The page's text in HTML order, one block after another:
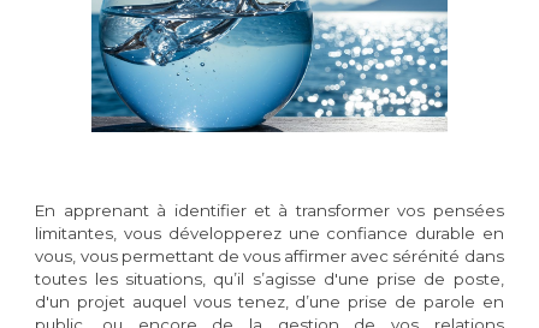
En apprenant à identifier et à transformer vos pensées
limitantes, vous développerez une confiance durable en
vous, vous permettant de vous affirmer avec sérénité dans
toutes les situations, qu’il s’agisse d'une prise de poste,
d'un projet auquel vous tenez, d’une prise de parole en
public, ou encore de la gestion de vos relations